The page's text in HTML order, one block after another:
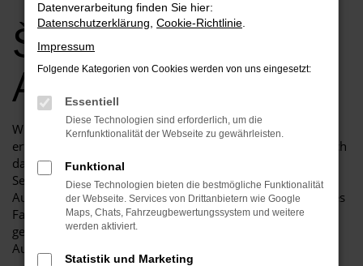
Škoda Kamiq
Angebote
Willkommen bei Auto Niedermayer GmbH – Ihrem
erfahrenen Partner für Fahrzeuge von Škoda, darunter auch
das beliebte Modell Kamiq!
Seit über 40 Jahren stehen wir als freies Mehrmarken-
Autohaus für Qualität, persönliche Beratung und ein breites
Fahrzeugangebot. Auch Modelle wie der Škoda Kamiq
gehören zu unserem Sortiment – in verschiedenen
Ausführungen und zu attraktiven Konditionen.
Datenverarbeitung finden Sie hier:
Datenschutzerklärung Cookie-Richtlinie
Impressum
Folgende Kategorien von Cookies werden von uns eingesetzt:
Essentiell
Diese Technologien sind erforderlich, um die
Kernfunktionalität der Webseite zu gewährleisten.
Funktional
Diese Technologien bieten die bestmögliche Funktionalität
der Webseite. Services von Drittanbietern wie Google
Maps, Chats, Fahrzeugbewertungssystem und weitere
werden aktiviert.
Statistik und Marketing